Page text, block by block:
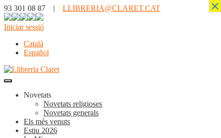
93 301 08 87 | LLIBRERIA@CLARET.CAT
Iniciar sessió
Català
Español
Novetats
Novetats religioses
Novetats generals
Els més venuts
Estiu 2026
×